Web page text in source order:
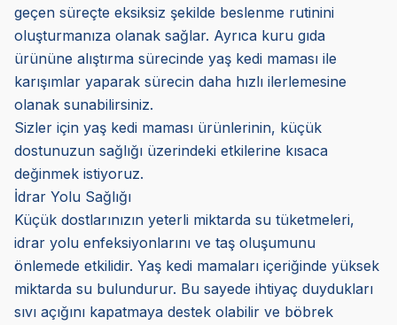
geçen süreçte eksiksiz şekilde beslenme rutinini
oluşturmanıza olanak sağlar. Ayrıca kuru gıda
ürününe alıştırma sürecinde yaş kedi maması ile
karışımlar yaparak sürecin daha hızlı ilerlemesine
olanak sunabilirsiniz.
Sizler için yaş kedi maması ürünlerinin, küçük
dostunuzun sağlığı üzerindeki etkilerine kısaca
değinmek istiyoruz.
İdrar Yolu Sağlığı
Küçük dostlarınızın yeterli miktarda su tüketmeleri,
idrar yolu enfeksiyonlarını ve taş oluşumunu
önlemede etkilidir. Yaş kedi mamaları içeriğinde yüksek
miktarda su bulundurur. Bu sayede ihtiyaç duydukları
sıvı açığını kapatmaya destek olabilir ve böbrek